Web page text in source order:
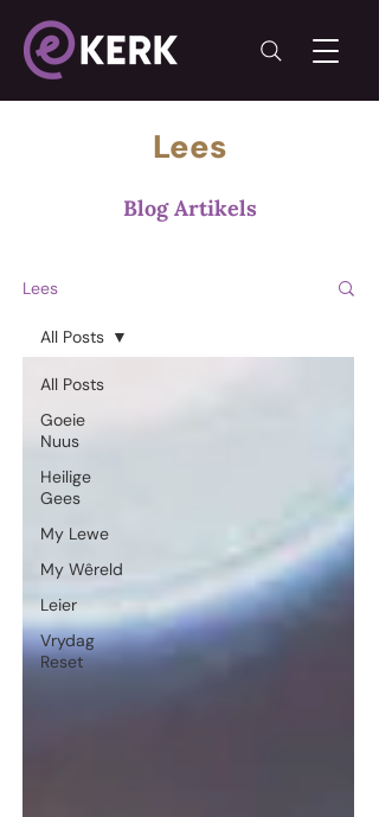
Lees
Blog Artikels
Lees
All Posts
Goeie
Nuus
Heilige
Gees
My Lewe
My Wêreld
Leier
Vrydag
Reset
All Posts